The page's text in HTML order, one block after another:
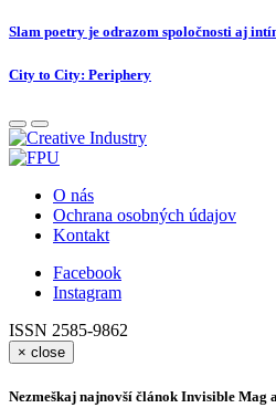
Slam poetry je odrazom spoločnosti aj
City to City: Periphery
O nás
Ochrana osobných údajov
Kontakt
Facebook
Instagram
ISSN 2585-9862
× close
Nezmeškaj najnovší článok Invisible Mag